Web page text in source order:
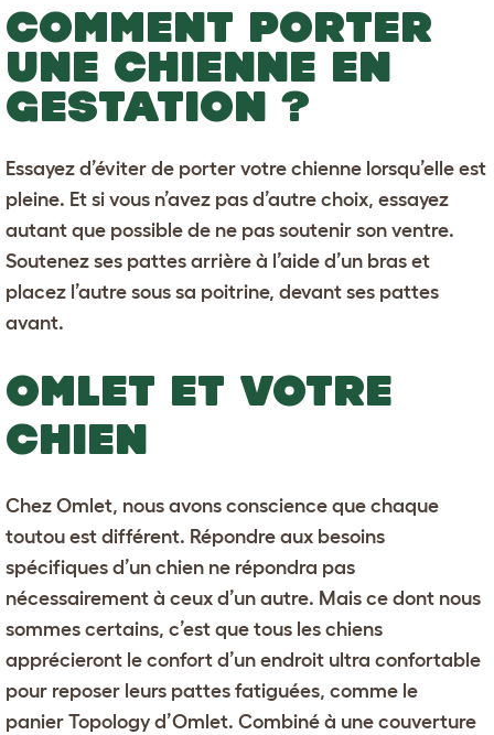
COMMENT PORTER
UNE CHIENNE EN
GESTATION ?
Essayez d’éviter de porter votre chienne lorsqu’elle est
pleine. Et si vous n’avez pas d’autre choix, essayez
autant que possible de ne pas soutenir son ventre.
Soutenez ses pattes arrière à l’aide d’un bras et
placez l’autre sous sa poitrine, devant ses pattes
avant.
OMLET ET VOTRE
CHIEN
Chez Omlet, nous avons conscience que chaque
toutou est différent. Répondre aux besoins
spécifiques d’un chien ne répondra pas
nécessairement à ceux d’un autre. Mais ce dont nous
sommes certains, c’est que tous les chiens
apprécieront le confort d’un endroit ultra confortable
pour reposer leurs pattes fatiguées, comme le
panier Topology d’Omlet. Combiné à une couverture